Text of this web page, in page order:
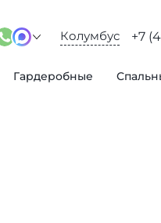
Гардеробные
Колумбус +7